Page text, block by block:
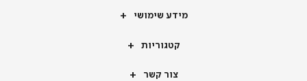
מידע
מידע שימושי
קטגוריותקטגוריות
צור
צור קשר